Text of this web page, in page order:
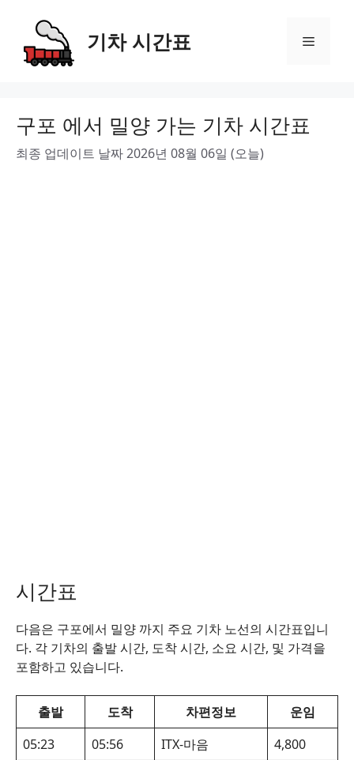
content
기차 시간표 Menu
구포 에서 밀양 가는 기차 시간표
최종 업데이트 날짜 2026년 08월 06일 (오늘)
시간표
다음은 구포에서 밀양 까지 주요 기차 노선의 시간표입니
다. 각 기차의 출발 시간, 도착 시간, 소요 시간, 및 가격을
포함하고 있습니다.
출발 도착 차편정보
운임
05:23
05:56 ITX-마음
4,800